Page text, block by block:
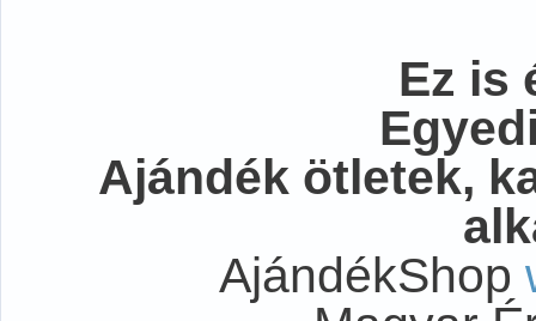
Ez is
Ajándék ötletek,
AjándékShop